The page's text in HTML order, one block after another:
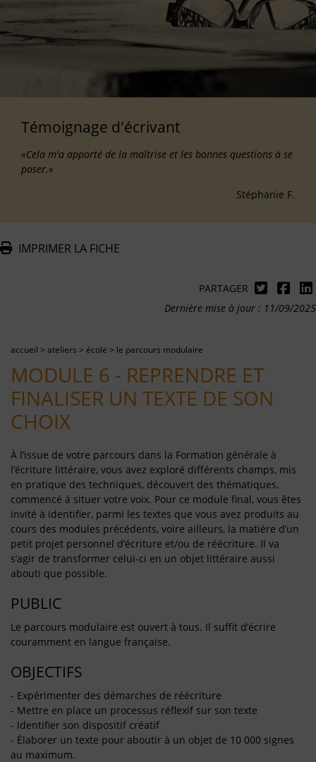
Témoignage d'écrivant
«Cela m'a apporté de la maîtrise et les bonnes questions à se
poser.»
Stéphanie F.
IMPRIMER LA FICHE
PARTAGER
Dernière mise à jour : 11/09/2025
accueil > ateliers > école > le parcours modulaire
MODULE 6 - REPRENDRE ET
FINALISER UN TEXTE DE SON
CHOIX
À l’issue de votre parcours dans la Formation générale à
l’écriture littéraire, vous avez exploré différents champs, mis
en pratique des techniques, découvert des thématiques,
commencé à situer votre voix. Pour ce module final, vous êtes
invité à identifier, parmi les textes que vous avez produits au
cours des modules précédents, voire ailleurs, la matière d’un
petit projet personnel d’écriture et/ou de réécriture. Il va
s’agir de transformer celui-ci en un objet littéraire aussi
abouti que possible.
PUBLIC
Le parcours modulaire est ouvert à tous. Il suffit d’écrire
couramment en langue française.
OBJECTIFS
- Expérimenter des démarches de réécriture
- Mettre en place un processus réflexif sur son texte
- Identifier son dispositif créatif
- Élaborer un texte pour aboutir à un objet de 10 000 signes
au maximum.